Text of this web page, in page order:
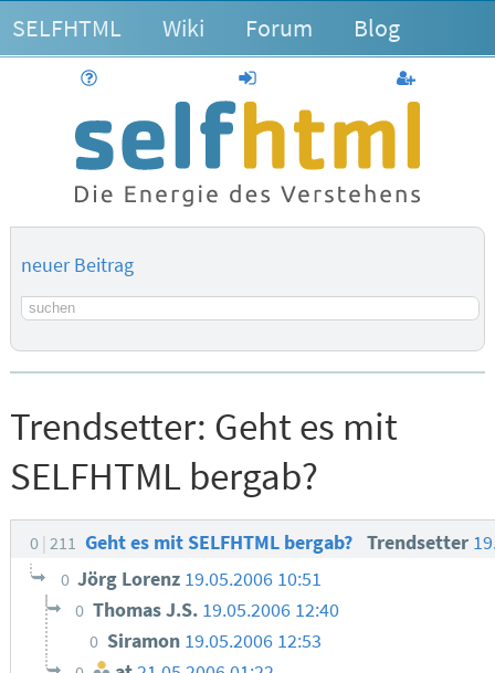
SELFHTML Wiki Forum Blog
anmelden
neuer Beitrag
Suchbegriff
Trendsetter: Geht es mit
SELFHTML bergab?
0 211 Geht es mit SELFHTML bergab? Trendsetter
0 Jörg Lorenz 19.05.2006 10:51
0 Thomas J.S. 19.05.2006 12:40
0 Siramon 19.05.2006 12:53